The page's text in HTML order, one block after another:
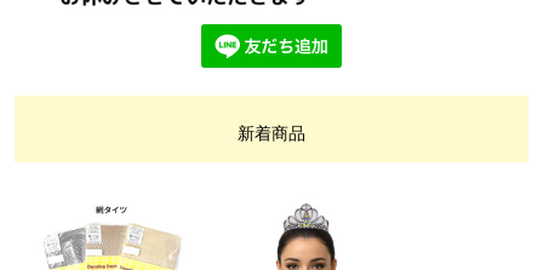
新着商品